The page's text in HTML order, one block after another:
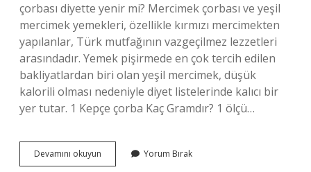
çorbası diyette yenir mi? Mercimek çorbası ve yeşil
mercimek yemekleri, özellikle kırmızı mercimekten
yapılanlar, Türk mutfağının vazgeçilmez lezzetleri
arasındadır. Yemek pişirmede en çok tercih edilen
bakliyatlardan biri olan yeşil mercimek, düşük
kalorili olması nedeniyle diyet listelerinde kalıcı bir
yer tutar. 1 Kepçe çorba Kaç Gramdır? 1 ölçü…
Devamını okuyun
Kase
Yorum Bırak